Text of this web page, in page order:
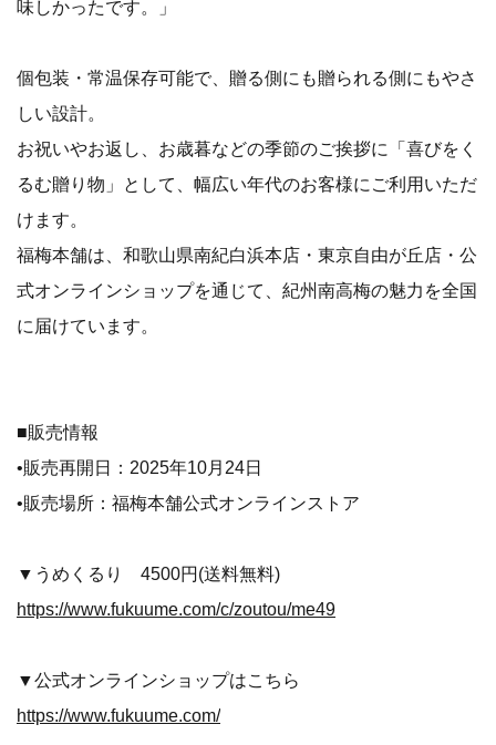
味しかったです。」
個包装・常温保存可能で、贈る側にも贈られる側にもやさ
しい設計。
お祝いやお返し、お歳暮などの季節のご挨拶に「喜びをく
るむ贈り物」として、幅広い年代のお客様にご利用いただ
けます。
福梅本舗は、和歌山県南紀白浜本店・東京自由が丘店・公
式オンラインショップを通じて、紀州南高梅の魅力を全国
に届けています。
■販売情報
•販売再開日：2025年10月24日
•販売場所：福梅本舗公式オンラインストア
▼うめくるり 4500円(送料無料)
https://www.fukuume.com/c/zoutou/me49
▼公式オンラインショップはこちら
https://www.fukuume.com/